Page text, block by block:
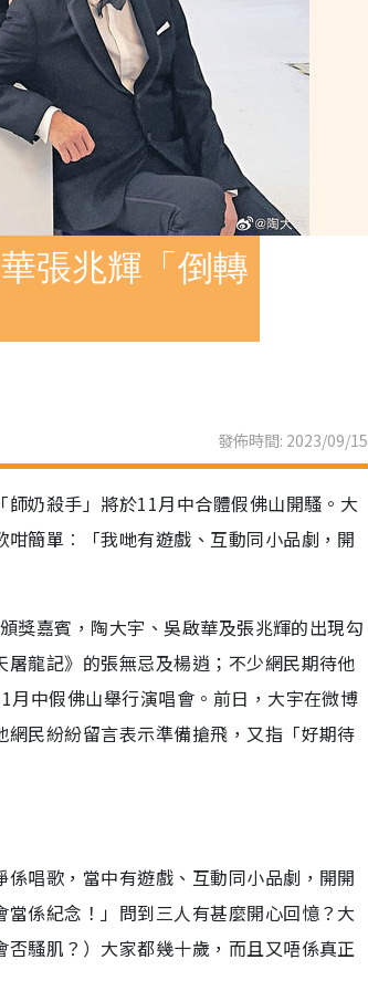
張兆輝「倒轉
發佈時間: 2023/09/15
奶殺手」將於11月中合體假佛山開騷。大
簡單︰「我哋有遊戲、互動同小品劇，開
獎嘉賓，陶大宇、吳啟華及張兆輝的出現勾
龍記》的張無忌及楊逍；不少網民期待他
中假佛山舉行演唱會。前日，大宇在微博
民紛紛留言表示準備搶飛，又指「好期待
唱歌，當中有遊戲、互動同小品劇，開開
係紀念！」問到三人有甚麼開心回憶？大
騷肌？）大家都幾十歲，而且又唔係真正